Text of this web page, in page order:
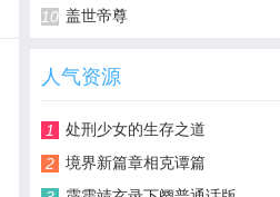
10 盖世帝尊
人气资源
1
处刑少女的生存之道
2
境界新篇章相克谭篇